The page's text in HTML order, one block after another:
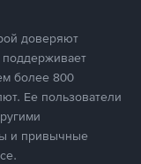
доверяют
более 800
Ее пользователи
и привычные